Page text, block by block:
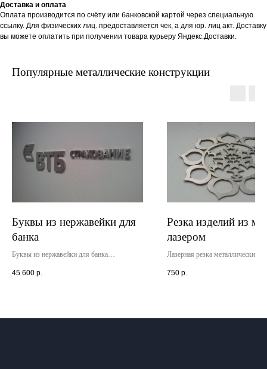
Доставка и оплата
Оплата производится по счёту или банковской картой через специальную
ссылку. Для физических лиц. предоставляется чек, а для юр. лиц акт. Доставку
вы можете оплатить при получении товара курьеру Яндекс.Доставки.
Популярные металлические конструкции
Буквы из нержавейки для
банка
Буквы из нержавейки для банка
Вывеска изготовлена бзе подсветки,
45 600 р.
Резка изделий из
лазером
Лазерная резка металлических
сложности из любого металла.
750 р.